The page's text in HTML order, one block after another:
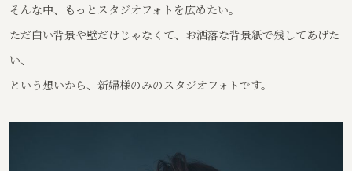
そんな中、もっとスタジオフォトを広めたい。
ただ白い背景や壁だけじゃなくて、お洒落な背景紙で残してあげた
い、
という想いから、新婦様のみのスタジオフォトです。